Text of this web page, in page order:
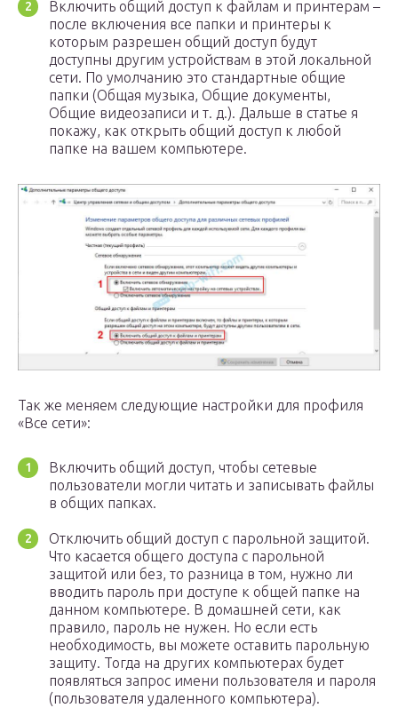
Включить общий доступ к файлам и принтерам –
после включения все папки и принтеры к
которым разрешен общий доступ будут
доступны другим устройствам в этой локальной
сети. По умолчанию это стандартные общие
папки (Общая музыка, Общие документы,
Общие видеозаписи и т. д.). Дальше в статье я
покажу, как открыть общий доступ к любой
папке на вашем компьютере.
Так же меняем следующие настройки для профиля
«Все сети»:
Включить общий доступ, чтобы сетевые
пользователи могли читать и записывать файлы
в общих папках.
Отключить общий доступ с парольной защитой.
Что касается общего доступа с парольной
защитой или без, то разница в том, нужно ли
вводить пароль при доступе к общей папке на
данном компьютере. В домашней сети, как
правило, пароль не нужен. Но если есть
необходимость, вы можете оставить парольную
защиту. Тогда на других компьютерах будет
появляться запрос имени пользователя и пароля
(пользователя удаленного компьютера).